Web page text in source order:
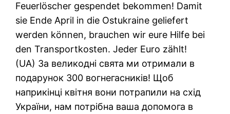
Feuerlöscher gespendet bekommen! Damit
sie Ende April in die Ostukraine geliefert
werden können, brauchen wir eure Hilfe bei
den Transportkosten. Jeder Euro zählt!
​(UA) За великодні свята ми отримали в
подарунок 300 вогнегасників! Щоб
наприкінці квітня вони потрапили на схід
України, нам потрібна ваша допомога в